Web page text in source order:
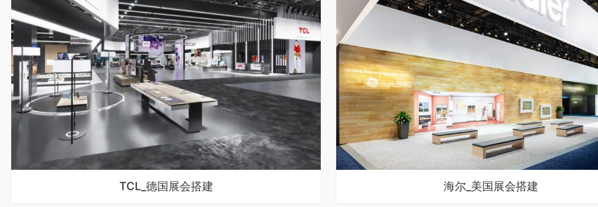
TCL_德国展会搭建 海尔_美国展会搭建